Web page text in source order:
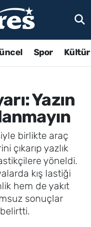
Spor
Yazın
birlikte araç
çıkarıp yazlık
yöneldi.
kış lastiği
hem de yakıt
sonuçlar